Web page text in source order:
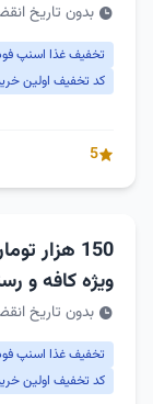
بدون تاریخ
تخفیف غذا اسنپ
کد تخفیف اولین
5
150
ویژه کافه و
بدون تاریخ
تخفیف غذا اسنپ
کد تخفیف اولین